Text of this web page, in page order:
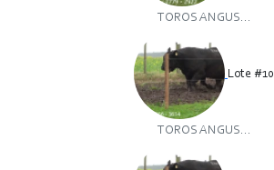
TOROS ANGUS...
Lote #10
TOROS ANGUS...